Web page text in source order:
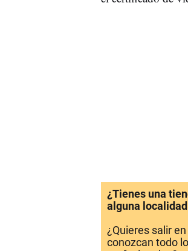
¿Tienes una
alguna
¿Quieres salir
conozcan todo